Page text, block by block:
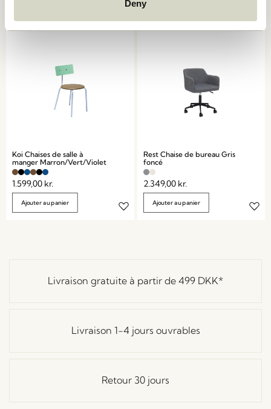
Deny
Koi Chaises de salle à
manger Marron/Vert/Violet
1.599,00 kr.
Ajouter au panier
Rest Chaise de bureau Gris
foncé
2.349,00 kr.
Ajouter au panier
Livraison gratuite à partir de 499 DKK*
Livraison 1-4 jours ouvrables
Retour 30 jours